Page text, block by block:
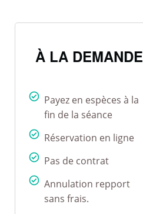
À LA DEMANDE
Payez en espèces à la
fin de la séance
Réservation en ligne
Pas de contrat
Annulation repport
sans frais.